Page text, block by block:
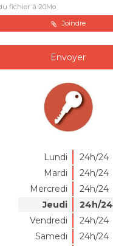
fichier à 20Mo
Joindre
Envoyer
Lundi
24h/24
Mardi
24h/24
Mercredi
24h/24
Jeudi
24h/24
Vendredi
24h/24
Samedi
24h/24